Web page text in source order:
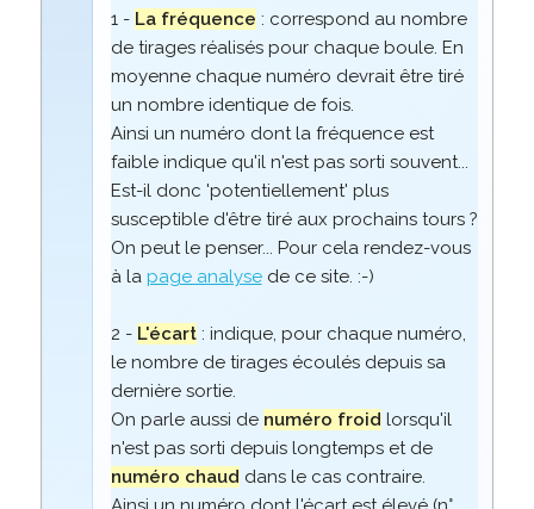
1 - La fréquence : correspond au nombre
de tirages réalisés pour chaque boule. En
moyenne chaque numéro devrait être tiré
un nombre identique de fois.
Ainsi un numéro dont la fréquence est
faible indique qu'il n'est pas sorti souvent...
Est-il donc 'potentiellement' plus
susceptible d'être tiré aux prochains tours ?
On peut le penser... Pour cela rendez-vous
à la page analysede ce site. :-)
2 - L'écart: indique, pour chaque numéro,
le nombre de tirages écoulés depuis sa
dernière sortie.
On parle aussi de numéro froid lorsqu'il
n'est pas sorti depuis longtemps et de
numéro chaud dans le cas contraire.